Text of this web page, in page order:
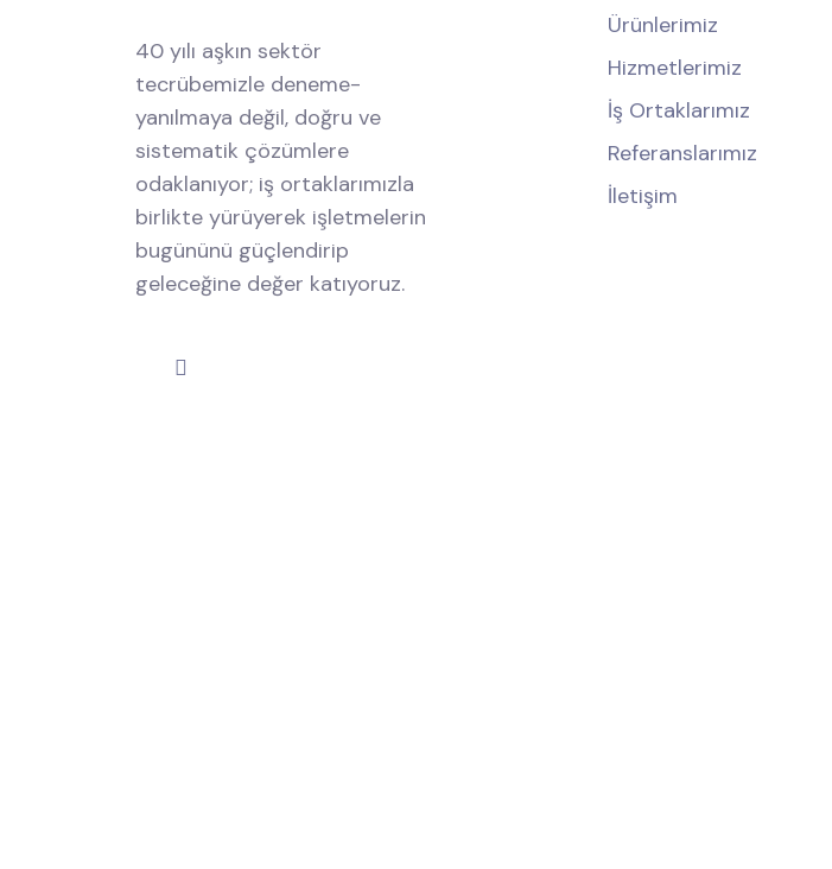
40 yılı aşkın sektör
tecrübemizle deneme-
yanılmaya değil, doğru ve
sistematik çözümlere
odaklanıyor; iş ortaklarımızla
birlikte yürüyerek işletmelerin
bugününü güçlendirip
geleceğine değer katıyoruz.
Ürünlerimiz
Hizmetlerimiz
İş Ortaklarımız
Referanslarımız
İletişim